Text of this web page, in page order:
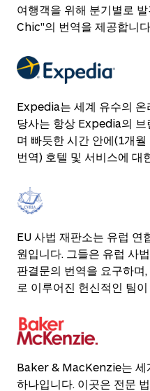
여행객을 위해 분기별로
Chic"의 번역을 제공합니
Expedia는 세계 유수의 온
당사는 항상 Expedia의
며 빠듯한 시간 안에(1개
번역) 호텔 및 서비스에 대
EU 사법 재판소는 유럽 연
원입니다. 그들은 유럽 사
판결문의 번역을 요구하며
로 이루어진 헌신적인 팀
Baker & MacKenzie는 세
하나입니다. 이곳은 전문